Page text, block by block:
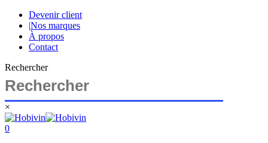
Skip
main
content
Devenir client
|Nos marques
À propos
Contact
Rechercher
×
Close
Search
search
account
0